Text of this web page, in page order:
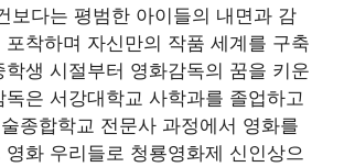
보다는 평범한 아이들의 내면과 감
포착하며 자신만의 작품 세계를 구축
생 시절부터 영화감독의 꿈을 키운
독은 서강대학교 사학과를 졸업하고
종합학교 전문사 과정에서 영화를
영화 우리들로 청룡영화제 신인상으